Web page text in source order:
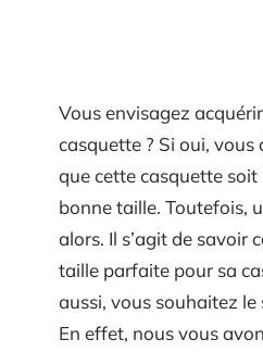
Vous envisagez
casquette ? Si oui, vous
que cette casquette soit
bonne taille. Toutefois,
alors. Il s’agit de savoir
taille parfaite pour sa
aussi, vous souhaitez le
En effet, nous vous